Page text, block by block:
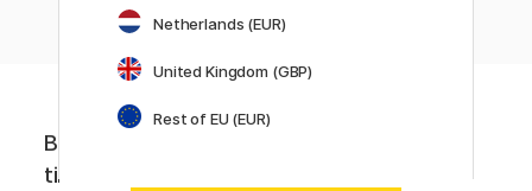
Bli medlem i Pen Store Plus! Få unike
tilbud, siste nytt og kreativ inspirasjon.
Netherlands (EUR)
United Kingdom (GBP)
Rest of EU (EUR)